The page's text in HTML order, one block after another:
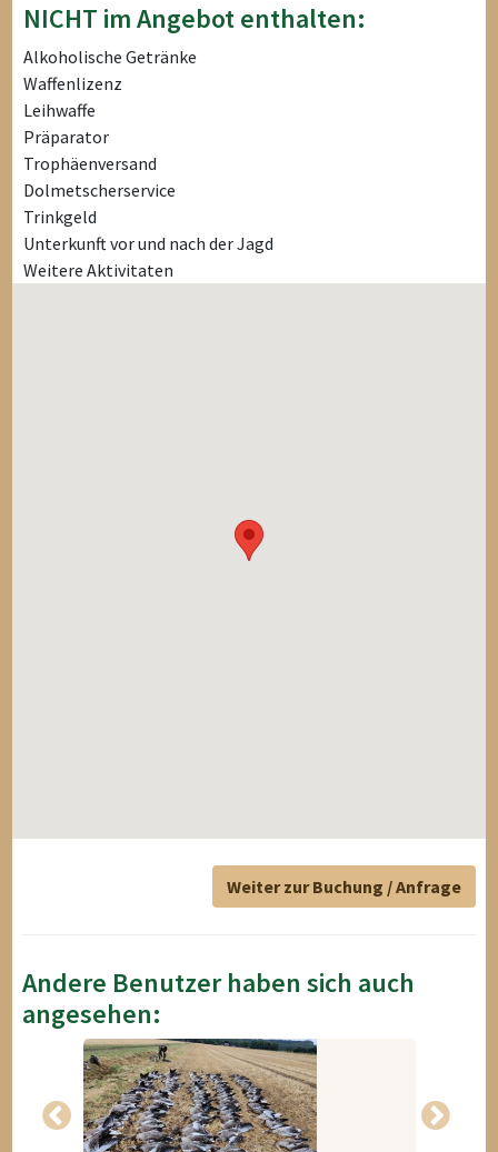
NICHT im Angebot enthalten:
Alkoholische Getränke
Waffenlizenz
Leihwaffe
Präparator
Trophäenversand
Dolmetscherservice
Trinkgeld
Unterkunft vor und nach der Jagd
Weitere Aktivitaten
Weiter zur Buchung / Anfrage
Andere Benutzer haben sich auch
angesehen: